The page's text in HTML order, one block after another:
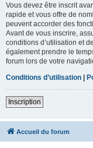
Vous devez être inscrit
rapide et vous offre de
peuvent accorder des
Avant de vous inscrire,
conditions d’utilisation et
également prendre le
forum lors de votre
Conditions d’utilisation |
Inscription
Accueil du forum